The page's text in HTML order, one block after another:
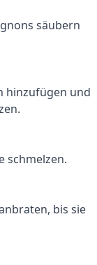
säubern
hinzufügen und
schmelzen.
bis sie